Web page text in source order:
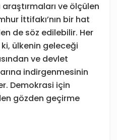
ve ölçülen
İttifakı’nın bir hat
de söz edilebilir. Her
ülkenin geleceği
ve devlet
indirgenmesinin
Demokrasi için
gözden geçirme